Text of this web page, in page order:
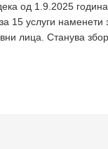
од 1.9.2025
15 услуги наменети
лица. Станува збор